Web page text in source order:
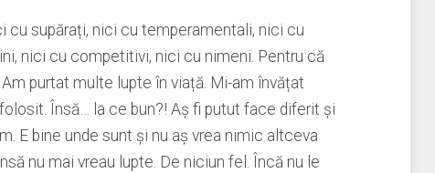
cu supărați, nici cu temperamentali, nici cu
nici cu competitivi, nici cu nimeni. Pentru că
purtat multe lupte în viață. Mi-am învățat
Însă… la ce bun?! Aș fi putut face diferit și
E bine unde sunt și nu aș vrea nimic altceva
nu mai vreau lupte. De niciun fel. Încă nu le